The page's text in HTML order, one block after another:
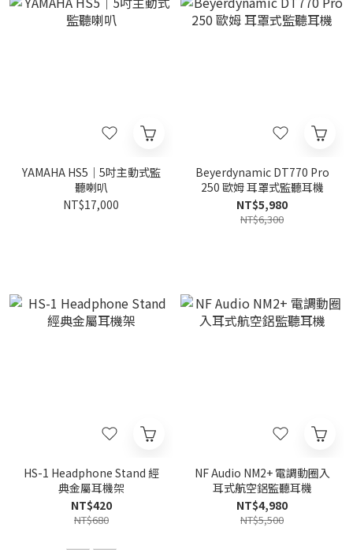
YAMAHA HS5｜5吋主動式監
聽喇叭
NT$17,000
Beyerdynamic DT770 Pro
250 歐姆 耳罩式監聽耳機
NT$5,980
NT$6,300
HS-1 Headphone Stand 經
典金屬耳機架
NT$420
NT$680
NF Audio NM2+ 電調動圈入
耳式航空鋁監聽耳機
NT$4,980
NT$5,500